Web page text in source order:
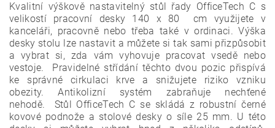
Kvalitní výškově nastavitelný stůl řady OfficeTech C s
velikostí pracovní desky 140 x 80 cm využijete v
kanceláři, pracovně nebo třeba také v ordinaci. Výška
desky stolu lze nastavit a můžete si tak sami přizpůsobit
a vybrat si, zda vám vyhovuje pracovat vsedě nebo
vestoje. Pravidelné střídání těchto dvou pozic přispívá
ke správné cirkulaci krve a snižujete riziko vzniku
obezity. Antikolizní systém zabraňuje nechťené
nehodě. Stůl OfficeTech C se skládá z robustní černé
kovové podnože a stolové desky o síle 25 mm. U této